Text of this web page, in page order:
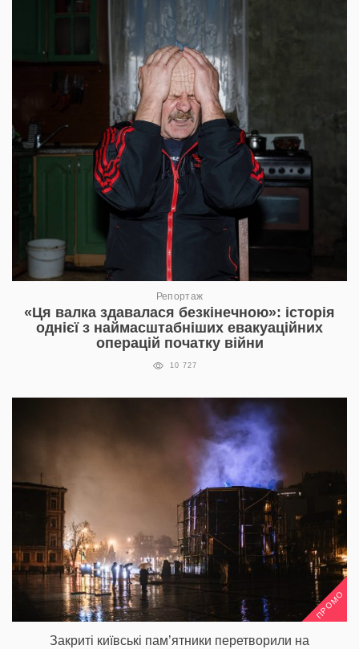
Репортаж
«Ця валка здавалася безкінечною»: історія
однієї з наймасштабніших евакуаційних
операцій початку війни
10 727
ПРОМО
Закриті київські пам’ятники перетворили на